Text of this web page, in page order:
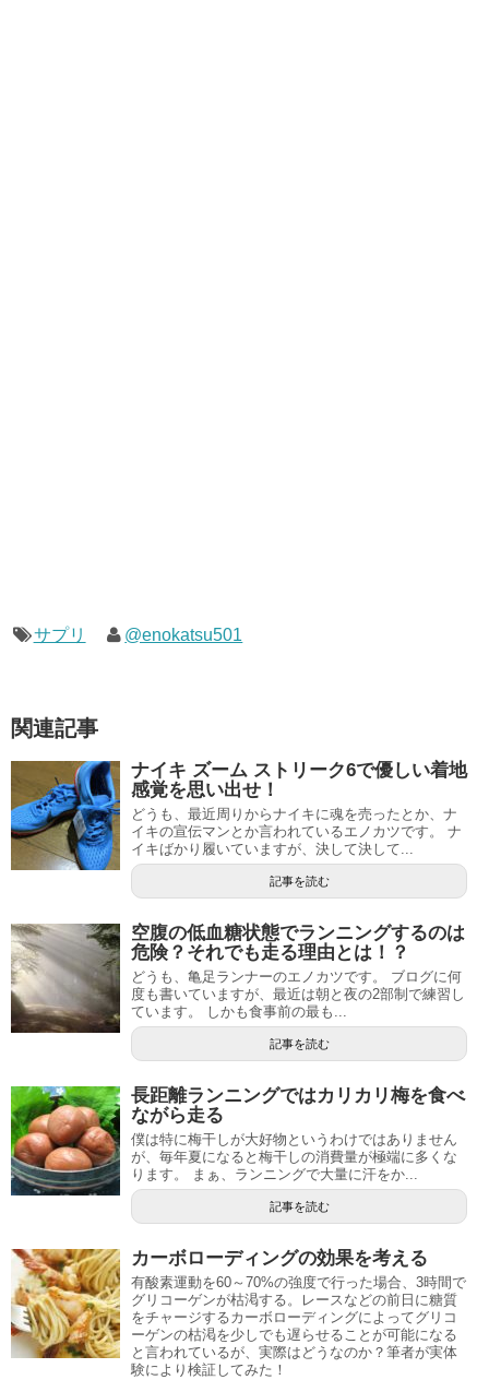
サプリ @enokatsu501
関連記事
ナイキ ズーム ストリーク6で優しい着地
感覚を思い出せ！
どうも、最近周りからナイキに魂を売ったとか、ナ
イキの宣伝マンとか言われているエノカツです。 ナ
イキばかり履いていますが、決して決して...
記事を読む
空腹の低血糖状態でランニングするのは
危険？それでも走る理由とは！？
どうも、亀足ランナーのエノカツです。 ブログに何
度も書いていますが、最近は朝と夜の2部制で練習し
ています。 しかも食事前の最も...
記事を読む
長距離ランニングではカリカリ梅を食べ
ながら走る
僕は特に梅干しが大好物というわけではありません
が、毎年夏になると梅干しの消費量が極端に多くな
ります。 まぁ、ランニングで大量に汗をか...
記事を読む
カーボローディングの効果を考える
有酸素運動を60～70%の強度で行った場合、3時間で
グリコーゲンが枯渇する。レースなどの前日に糖質
をチャージするカーボローディングによってグリコ
ーゲンの枯渇を少しでも遅らせることが可能になる
と言われているが、実際はどうなのか？筆者が実体
験により検証してみた！